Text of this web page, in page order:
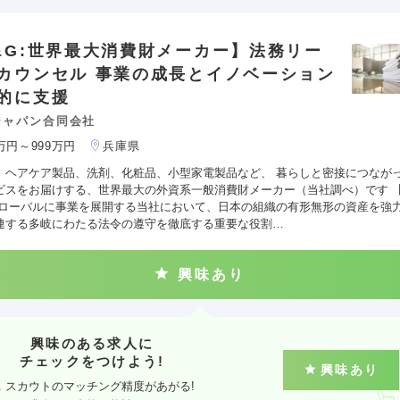
世界最大消費財メーカー】法務リー
ウンセル 事業の成長とイノベーション
に支援
パン合同会社
円～999万円
兵庫県
ヘアケア製品、洗剤、化粧品、小型家電製品など、 暮らしと密接につなが
スをお届けする、世界最大の外資系一般消費財メーカー（当社調べ）です
ーバルに事業を展開する当社において、日本の組織の有形無形の資産を強
する多岐にわたる法令の遵守を徹底する重要な役割…
興味あり
興味のある求人に
チェックをつけよう!
スカウトのマッチング精度があがる!
興味あり